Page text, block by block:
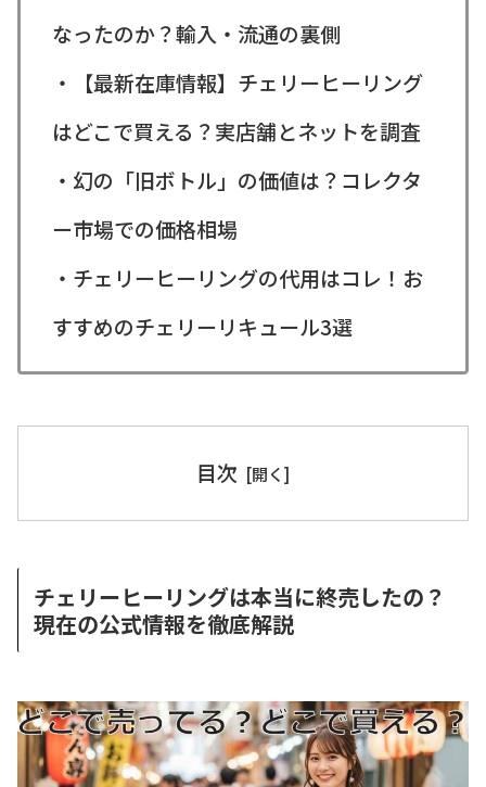
なったのか？輸入・流通の裏側
・【最新在庫情報】チェリーヒーリング
はどこで買える？実店舗とネットを調査
・幻の「旧ボトル」の価値は？コレクタ
ー市場での価格相場
・チェリーヒーリングの代用はコレ！お
すすめのチェリーリキュール3選
目次
チェリーヒーリングは本当に終売したの？
現在の公式情報を徹底解説